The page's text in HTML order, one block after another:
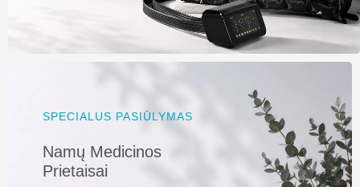
SPECIALUS PASIŪLYMAS
Namų Medicinos
Prietaisai